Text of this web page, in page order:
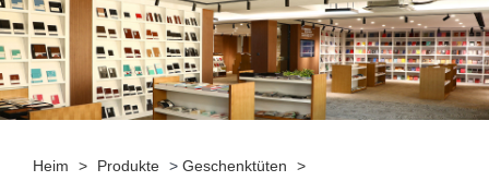
Heim > Produkte >Geschenktüten
>